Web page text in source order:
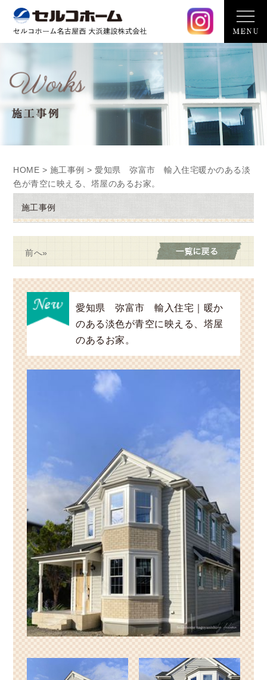
HOME > 施工事例 > 愛知県 弥富市 輸入住宅暖かのある淡
色が青空に映える、塔屋のあるお家。
施工事例
前へ»
愛知県 弥富市 輸入住宅｜暖か
のある淡色が青空に映える、塔屋
のあるお家。